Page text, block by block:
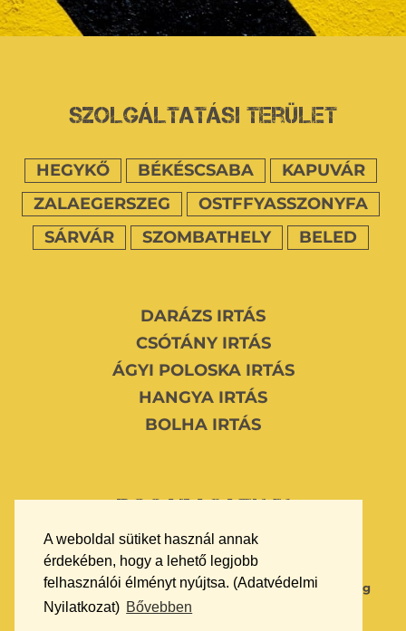
A weboldal sütiket használ annak
érdekében, hogy a lehető legjobb
felhasználói élményt nyújtsa. (Adatvédelmi
Nyilatkozat) Bővebben
Szolgáltatási terület
HEGYKŐ BÉKÉSCSABA
KAPUVÁR
ZALAEGERSZEG
OSTFFYASSZONYFA
SÁRVÁR
SZOMBATHELY BELED
DARÁZS IRTÁS
CSÓTÁNY IRTÁS
ÁGYI POLOSKA IRTÁS
HANGYA IRTÁS
BOLHA IRTÁS
Bogarasati.hu
WEBOLDAL KÉSZÍTÉS ÉS KARBANTARTÁS
Always Better Marketing